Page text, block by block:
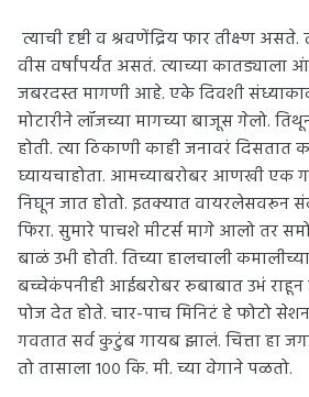
त्याची दृष्टी व श्रवणेंद्रिय फार तीक्ष्ण
वीस वर्षांपर्यंत असतं. त्याच्या कातड्याला
जबरदस्त मागणी आहे. एके दिवशी
मोटारीने लॉजच्या मागच्या बाजूस गेलो.
होती. त्या ठिकाणी काही जनावरं दिसतात
घ्यायचाहोता. आमच्याबरोबर आणखी एक
निघून जात होतो. इतक्यात
फिरा. सुमारे पाचशे मीटर्स मागे आलो तर
बाळं उभी होती. तिच्या हालचाली
बच्चेकंपनीही आईबरोबर रुबाबात उभं
पोज देत होते. चार-पाच मिनिटं हे फोटो
गवतात सर्व कुटुंब गायब झालं. चित्ता हा
तो तासाला १०० कि. मी. च्या वेगाने पळतो.